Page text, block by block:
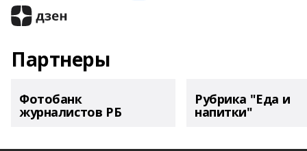
Партнеры
Фотобанк
журналистов РБ
Рубрика "Еда и
напитки"